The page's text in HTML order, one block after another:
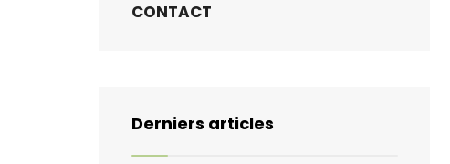
CONTACT
Derniers articles